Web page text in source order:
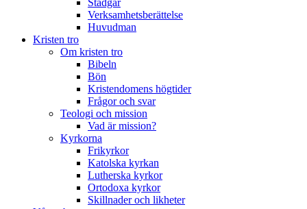
Verksamhetsberättelse
Huvudman
Kristen tro
Om kristen tro
Bibeln
Bön
Kristendomens högtider
Frågor och svar
Teologi och mission
Vad är mission?
Kyrkorna
Frikyrkor
Katolska kyrkan
Lutherska kyrkor
Ortodoxa kyrkor
Skillnader och likheter